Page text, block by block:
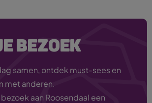
BEZOEK
samen, ontdek must-sees en
met anderen.
aan Roosendaal een